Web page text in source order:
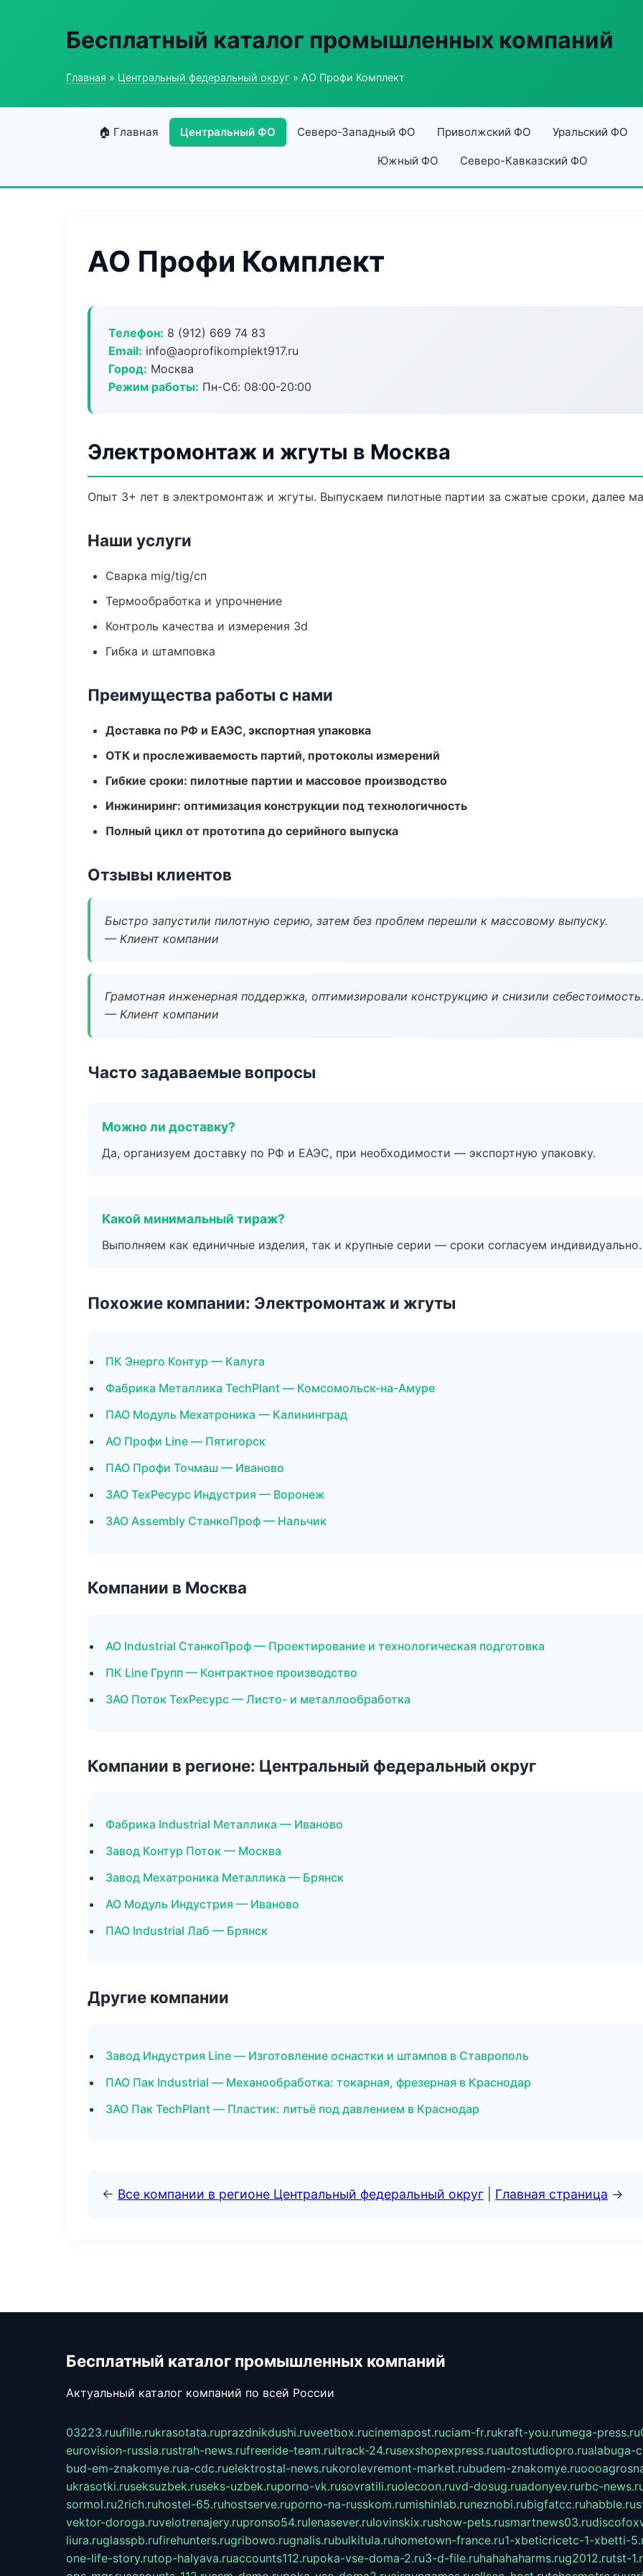
Бесплатный каталог промышленных компаний
Главная » Центральный федеральный округ » АО Профи Комплект
🏠 Главная Центральный ФО Северо-Западный ФО Приволжский ФО Уральский ФО
Южный ФО Северо-Кавказский ФО
АО Профи Комплект
Телефон: 8 (912) 669 74 83
Email: info@aoprofikomplekt917.ru
Город: Москва
Режим работы: Пн-Сб: 08:00-20:00
Электромонтаж и жгуты в Москва
Опыт 3+ лет в электромонтаж и жгуты. Выпускаем пилотные партии за сжатые сроки, далее
Наши услуги
Сварка mig/tig/сп
Термообработка и упрочнение
Контроль качества и измерения 3d
Гибка и штамповка
Преимущества работы с нами
Доставка по РФ и ЕАЭС, экспортная упаковка
ОТК и прослеживаемость партий, протоколы измерений
Гибкие сроки: пилотные партии и массовое производство
Инжиниринг: оптимизация конструкции под технологичность
Полный цикл от прототипа до серийного выпуска
Отзывы клиентов
Быстро запустили пилотную серию, затем без проблем перешли к массовому выпуску.
— Клиент компании
Грамотная инженерная поддержка, оптимизировали конструкцию и снизили себестоимость.
— Клиент компании
Часто задаваемые вопросы
Можно ли доставку?
Да, организуем доставку по РФ и ЕАЭС, при необходимости — экспортную упаковку.
Какой минимальный тираж?
Выполняем как единичные изделия, так и крупные серии — сроки согласуем индивидуально.
Похожие компании: Электромонтаж и жгуты
ПК Энерго Контур — Калуга
Фабрика Металлика TechPlant — Комсомольск-на-Амуре
ПАО Модуль Мехатроника — Калининград
АО Профи Line — Пятигорск
ПАО Профи Точмаш — Иваново
ЗАО ТехРесурс Индустрия — Воронеж
ЗАО Assembly СтанкоПроф — Нальчик
Компании в Москва
АО Industrial СтанкоПроф — Проектирование и технологическая подготовка
ПК Line Групп — Контрактное производство
ЗАО Поток ТехРесурс — Листо- и металлообработка
Компании в регионе: Центральный федеральный округ
Фабрика Industrial Металлика — Иваново
Завод Контур Поток — Москва
Завод Мехатроника Металлика — Брянск
АО Модуль Индустрия — Иваново
ПАО Industrial Лаб — Брянск
Другие компании
Завод Индустрия Line — Изготовление оснастки и штампов в Ставрополь
ПАО Пак Industrial — Механообработка: токарная, фрезерная в Краснодар
ЗАО Пак TechPlant — Пластик: литьё под давлением в Краснодар
← Все компании в регионе Центральный федеральный округ Главная страница →
Бесплатный каталог промышленных компаний
Актуальный каталог компаний по всей России
03223.ruufille.rukrasotata.ruprazdnikdushi.ruveetbox.rucinemapost.ruciam-fr.rukraft-you.rumega-press.ru
eurovision-russia.rustrah-news.rufreeride-team.ruitrack-24.rusexshopexpress.ruautostudiopro.rualabuga-
bud-em-znakomye.rua-cdc.ruelektrostal-news.rukorolevremont-market.rubudem-znakomye.ru
ukrasotki.ruseksuzbek.ruseks-uzbek.ruporno-vk.rusovratili.ruolecoon.ruvd-dosug.ruadonyev.rurbc-
sormol.ru2rich.ruhostel-65.ruhostserve.ruporno-na-russkom.rumishinlab.runeznobi.rubigfatcc.ruhabble.ru
vektor-doroga.ruvelotrenajery.rupronso54.rulenasever.rulovinskix.rushow-pets.rusmartnews03.ru
liura.ruglasspb.rufirehunters.rugribowo.rugnalis.rubulkitula.ruhometown-france.ru1-xbeticricetc-1-xbetti-
one-life-story.rutop-halyava.ruaccounts112.rupoka-vse-doma-2.ru3-d-file.ruhahahaharms.rug2012.rutst-